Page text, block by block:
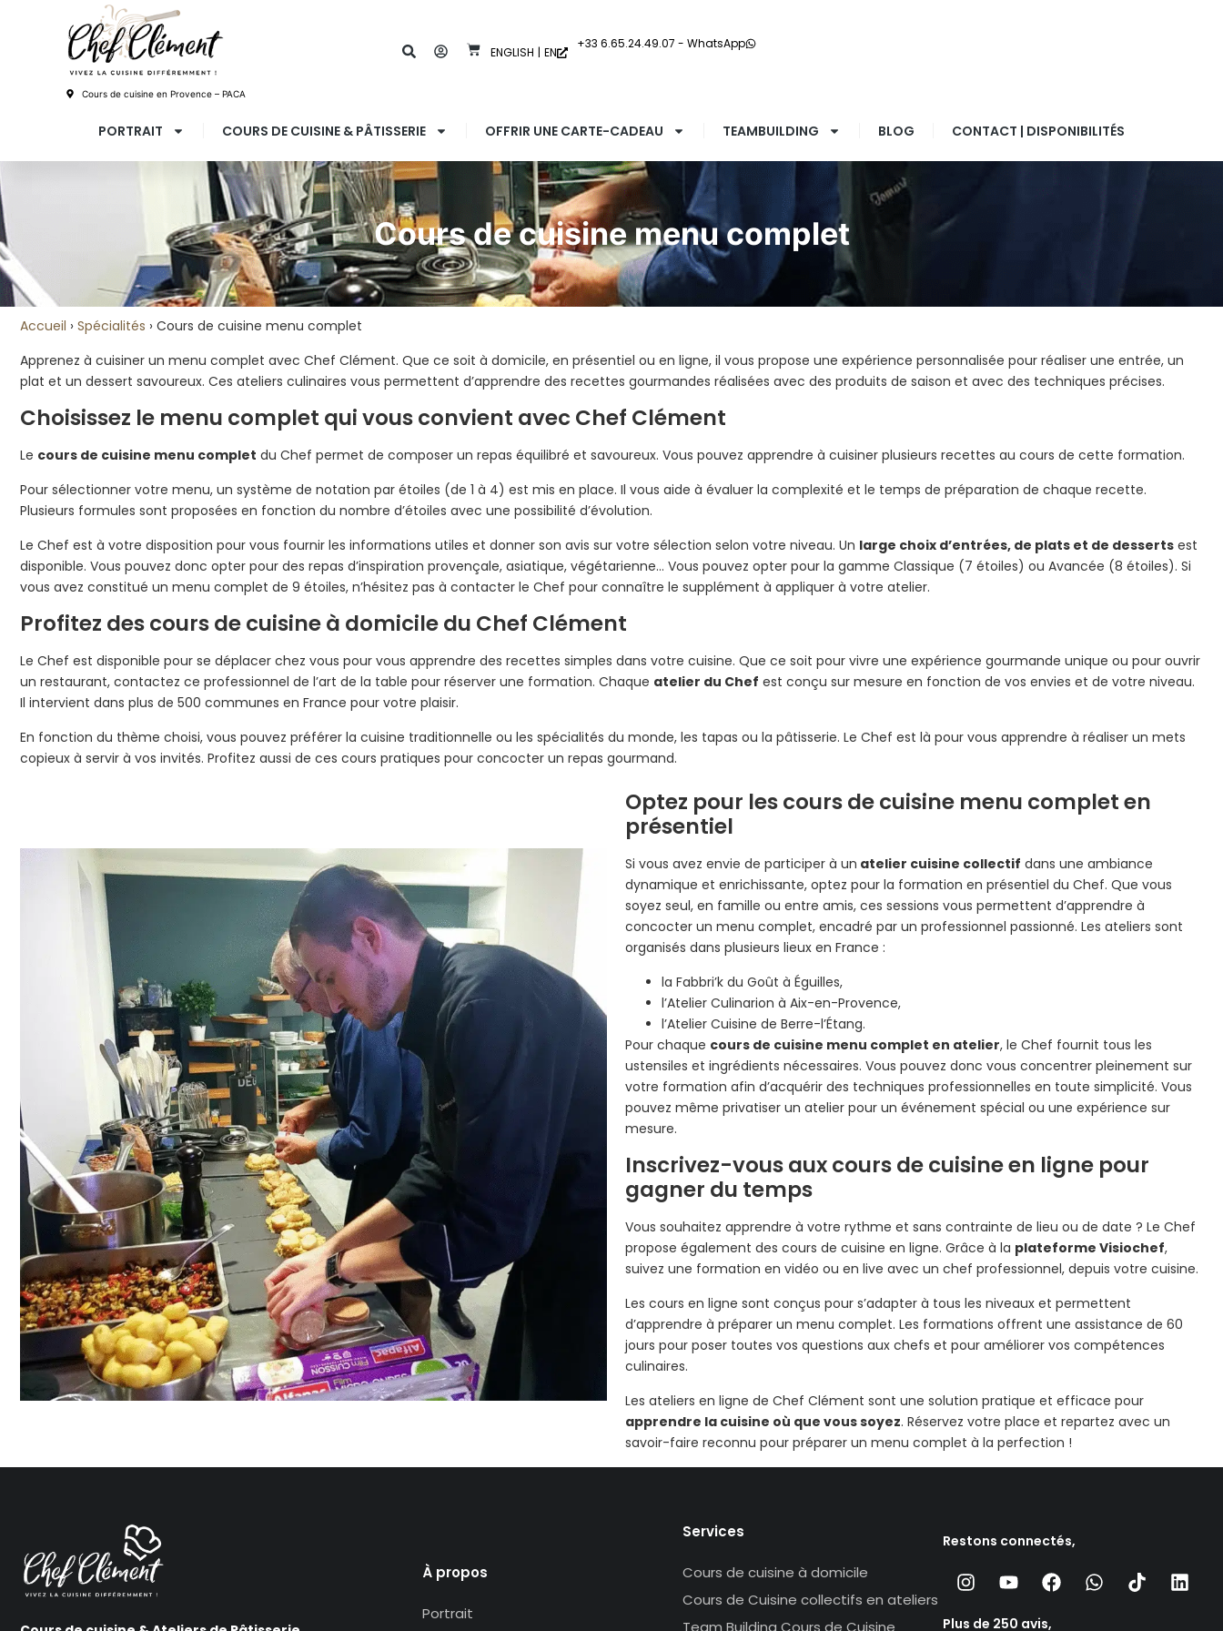
Cours de cuisine en Provence – PACA
ENGLISH | EN
+33 6.65.24.49.07 - WhatsApp
PORTRAIT COURS DE CUISINE & PÂTISSERIE OFFRIR UNE CARTE-CADEAU TEAMBUILDING BLOG CONTACT | DISPONIBILITÉS
Cours de cuisine menu complet
Accueil › Spécialités › Cours de cuisine menu complet
Apprenez à cuisiner un menu complet avec Chef Clément. Que ce soit à domicile, en présentiel ou en ligne, il vous propose une expérience personnalisée pour réaliser une entrée, un
plat et un dessert savoureux. Ces ateliers culinaires vous permettent d’apprendre des recettes gourmandes réalisées avec des produits de saison et avec des techniques précises.
Choisissez le menu complet qui vous convient avec Chef Clément
Le cours de cuisine menu complet du Chef permet de composer un repas équilibré et savoureux. Vous pouvez apprendre à cuisiner plusieurs recettes au cours de cette formation.
Pour sélectionner votre menu, un système de notation par étoiles (de 1 à 4) est mis en place. Il vous aide à évaluer la complexité et le temps de préparation de chaque recette.
Plusieurs formules sont proposées en fonction du nombre d’étoiles avec une possibilité d’évolution.
Le Chef est à votre disposition pour vous fournir les informations utiles et donner son avis sur votre sélection selon votre niveau. Un large choix d’entrées, de plats et de desserts est
disponible. Vous pouvez donc opter pour des repas d’inspiration provençale, asiatique, végétarienne… Vous pouvez opter pour la gamme Classique (7 étoiles) ou Avancée (8 étoiles). Si
vous avez constitué un menu complet de 9 étoiles, n’hésitez pas à contacter le Chef pour connaître le supplément à appliquer à votre atelier.
Profitez des cours de cuisine à domicile du Chef Clément
Le Chef est disponible pour se déplacer chez vous pour vous apprendre des recettes simples dans votre cuisine. Que ce soit pour vivre une expérience gourmande unique ou pour ouvrir
un restaurant, contactez ce professionnel de l’art de la table pour réserver une formation. Chaque atelier du Chef est conçu sur mesure en fonction de vos envies et de votre niveau.
Il intervient dans plus de 500 communes en France pour votre plaisir.
En fonction du thème choisi, vous pouvez préférer la cuisine traditionnelle ou les spécialités du monde, les tapas ou la pâtisserie. Le Chef est là pour vous apprendre à réaliser un mets
copieux à servir à vos invités. Profitez aussi de ces cours pratiques pour concocter un repas gourmand.
Optez pour les cours de cuisine menu complet en
présentiel
Si vous avez envie de participer à un atelier cuisine collectif dans une ambiance
dynamique et enrichissante, optez pour la formation en présentiel du Chef. Que vous
soyez seul, en famille ou entre amis, ces sessions vous permettent d’apprendre à
concocter un menu complet, encadré par un professionnel passionné. Les ateliers sont
organisés dans plusieurs lieux en France :
la Fabbri’k du Goût à Éguilles,
l’Atelier Culinarion à Aix-en-Provence,
l’Atelier Cuisine de Berre-l’Étang.
Pour chaque cours de cuisine menu complet en atelier, le Chef fournit tous les
ustensiles et ingrédients nécessaires. Vous pouvez donc vous concentrer pleinement sur
votre formation afin d’acquérir des techniques professionnelles en toute simplicité. Vous
pouvez même privatiser un atelier pour un événement spécial ou une expérience sur
mesure.
Inscrivez-vous aux cours de cuisine en ligne pour
gagner du temps
Vous souhaitez apprendre à votre rythme et sans contrainte de lieu ou de date ? Le Chef
propose également des cours de cuisine en ligne. Grâce à la plateforme Visiochef,
suivez une formation en vidéo ou en live avec un chef professionnel, depuis votre cuisine.
Les cours en ligne sont conçus pour s’adapter à tous les niveaux et permettent
d’apprendre à préparer un menu complet. Les formations offrent une assistance de 60
jours pour poser toutes vos questions aux chefs et pour améliorer vos compétences
culinaires.
Les ateliers en ligne de Chef Clément sont une solution pratique et efficace pour
apprendre la cuisine où que vous soyez. Réservez votre place et repartez avec un
savoir-faire reconnu pour préparer un menu complet à la perfection !
À propos
Portrait
Services
Cours de cuisine à domicile
Cours de Cuisine collectifs en ateliers
Team Building Cours de Cuisine
Restons connectés,
Plus de 250 avis,